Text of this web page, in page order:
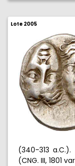
Lote 2005
(340-313
(CNG. III, 1801